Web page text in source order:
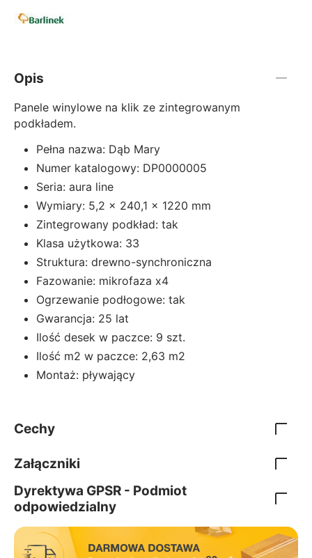
Opis
Panele winylowe na klik ze zintegrowanym
podkładem.
Pełna nazwa: Dąb Mary
Numer katalogowy: DP0000005
Seria: aura line
Wymiary: 5,2 x 240,1 x 1220 mm
Zintegrowany podkład: tak
Klasa użytkowa: 33
Struktura: drewno-synchroniczna
Fazowanie: mikrofaza x4
Ogrzewanie podłogowe: tak
Gwarancja: 25 lat
Ilość desek w paczce: 9 szt.
Ilość m2 w paczce: 2,63 m2
Montaż: pływający
Cechy
Załączniki
Dyrektywa GPSR - Podmiot
odpowiedzialny